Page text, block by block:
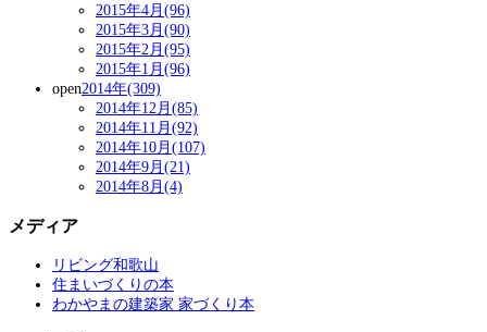
2015年4月(96)
2015年3月(90)
2015年2月(95)
2015年1月(96)
open2014年(309)
2014年12月(85)
2014年11月(92)
2014年10月(107)
2014年9月(21)
2014年8月(4)
メディア
リビング和歌山
住まいづくりの本
わかやまの建築家 家づくり本